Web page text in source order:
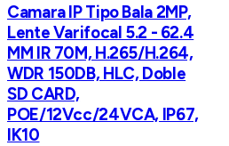
Camara IP Tipo Bala 2MP,
Lente Varifocal 5.2 - 62.4
MM IR 70M, H.265/H.264,
WDR 150DB, HLC, Doble
SD CARD,
POE/12Vcc/24VCA, IP67,
IK10